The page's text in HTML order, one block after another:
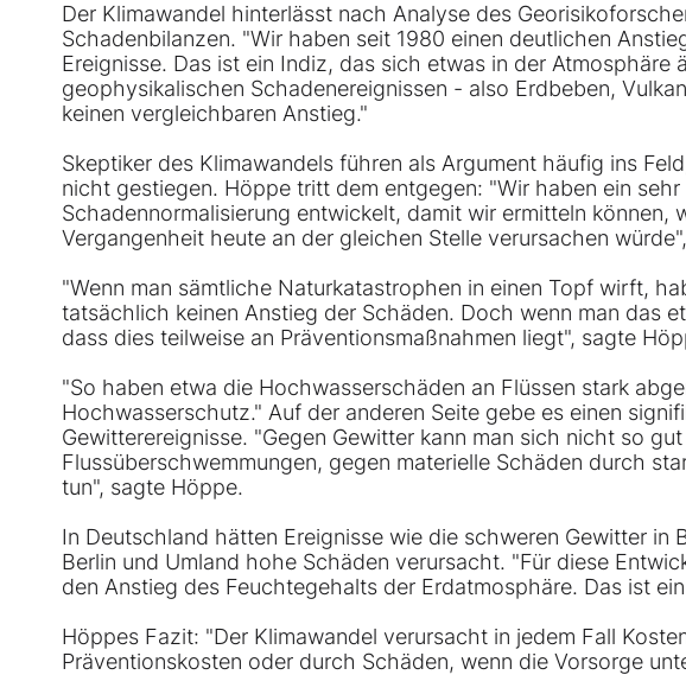
Der Klimawandel hinterlässt nach Analyse des
Schadenbilanzen. "Wir haben seit 1980 einen deutlichen
Ereignisse. Das ist ein Indiz, das sich etwas in der Atmosphäre
geophysikalischen Schadenereignissen - also Erdbeben,
keinen vergleichbaren Anstieg."
Skeptiker des Klimawandels führen als Argument häufig ins
nicht gestiegen. Höppe tritt dem entgegen: "Wir haben ein
Schadennormalisierung entwickelt, damit wir ermitteln können,
Vergangenheit heute an der gleichen Stelle verursachen
"Wenn man sämtliche Naturkatastrophen in einen Topf wirft,
tatsächlich keinen Anstieg der Schäden. Doch wenn man das
dass dies teilweise an Präventionsmaßnahmen liegt", sagte
"So haben etwa die Hochwasserschäden an Flüssen stark
Hochwasserschutz." Auf der anderen Seite gebe es einen
Gewitterereignisse. "Gegen Gewitter kann man sich nicht so
Flussüberschwemmungen, gegen materielle Schäden durch
tun", sagte Höppe.
In Deutschland hätten Ereignisse wie die schweren Gewitter in
Berlin und Umland hohe Schäden verursacht. "Für diese
den Anstieg des Feuchtegehalts der Erdatmosphäre. Das ist
Höppes Fazit: "Der Klimawandel verursacht in jedem Fall
Präventionskosten oder durch Schäden, wenn die Vorsorge